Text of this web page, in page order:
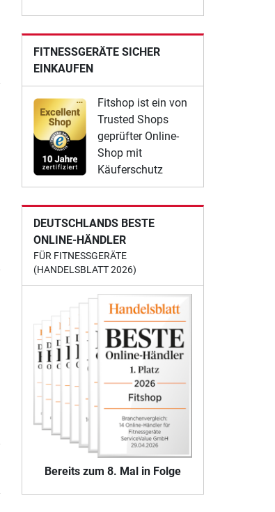
FITNESSGERÄTE SICHER
EINKAUFEN
Fitshop ist ein von
Trusted Shops
geprüfter Online-
Shop mit
Käuferschutz
DEUTSCHLANDS BESTE
ONLINE-HÄNDLER
FÜR FITNESSGERÄTE
(HANDELSBLATT 2026)
Bereits zum 8. Mal in Folge